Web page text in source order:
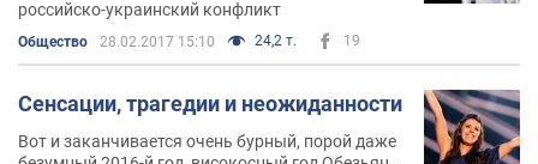
российско-украинский конфликт
Общество 28.02.2017 15:10 24,2 т. 19
Сенсации, трагедии и неожиданности
Вот и заканчивается очень бурный, порой даже